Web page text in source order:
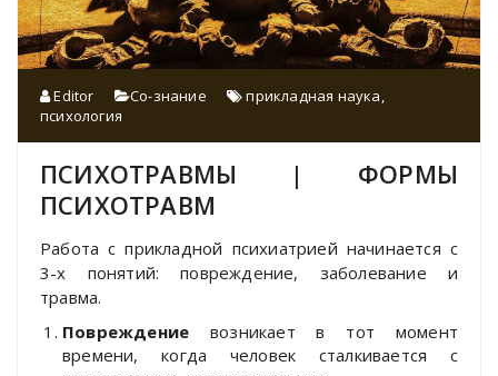
Editor Со-знание прикладная наука
психология
ПСИХОТРАВМЫ | ФОРМЫ
ПСИХОТРАВМ
Работа с прикладной психиатрией начинается с
3-х понятий: повреждение, заболевание и
травма.
Повреждение возникает в тот момент
времени, когда человек сталкивается с